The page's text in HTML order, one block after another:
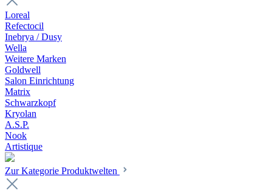
Loreal
Refectocil
Inebrya / Dusy
Wella
Weitere Marken
Goldwell
Salon Einrichtung
Matrix
Schwarzkopf
Kryolan
A.S.P.
Nook
Artistique
Zur Kategorie Produktwelten